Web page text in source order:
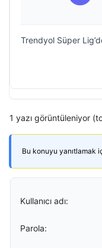
Trendyol Süper
1 yazı görüntüleniyor
Bu konuyu yanıtlamak
Kullanıcı adı:
Parola: